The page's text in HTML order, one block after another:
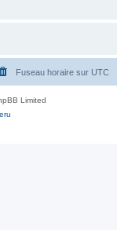
Fuseau horaire sur UTC
Limited